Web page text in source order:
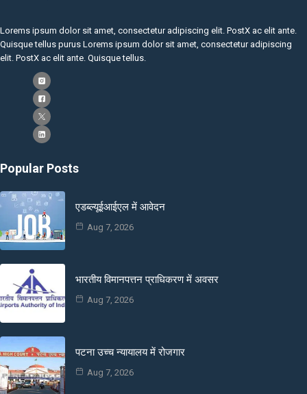
Lorems ipsum dolor sit amet, consectetur adipiscing elit. PostX ac elit ante.
Quisque tellus purus Lorems ipsum dolor sit amet, consectetur adipiscing
elit. PostX ac elit ante. Quisque tellus.
Popular Posts
एडब्ल्यूईआईएल में आवेदन
Aug 7, 2026
भारतीय विमानपत्तन प्राधिकरण में अवसर
Aug 7, 2026
पटना उच्च न्यायालय में रोजगार
Aug 7, 2026